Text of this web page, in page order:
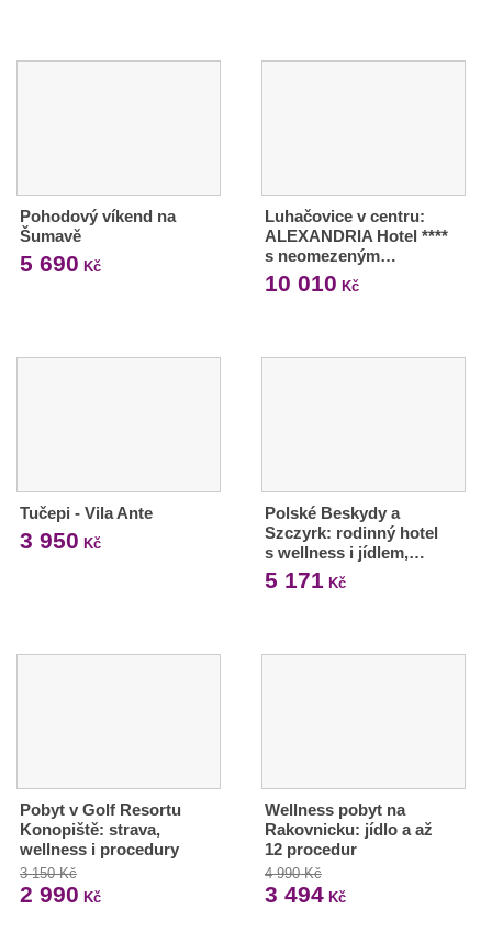
Pohodový víkend na
Šumavě
5 690 Kč
Luhačovice v centru:
ALEXANDRIA Hotel ****
s neomezeným…
10 010 Kč
Tučepi - Vila Ante
3 950 Kč
Polské Beskydy a
Szczyrk: rodinný hotel
s wellness i jídlem,…
5 171 Kč
Pobyt v Golf Resortu
Konopiště: strava,
wellness i procedury
3 150 Kč
2 990 Kč
Wellness pobyt na
Rakovnicku: jídlo a až
12 procedur
4 990 Kč
3 494Kč